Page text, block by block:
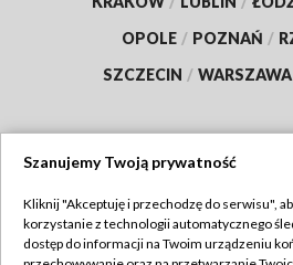
OPOLE / POZNAŃ /
SZCZECIN / WARSZAWA
TVP
Szanujemy Twoją prywatność
Kliknij "Akceptuję i przechodzę do serwisu",
korzystanie z technologii automatycznego
dostęp do informacji na Twoim urządzeniu